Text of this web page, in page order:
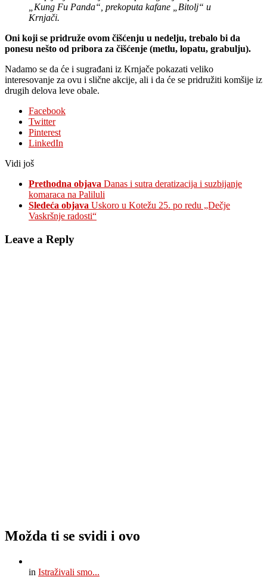
„Kung Fu Panda“, prekoputa kafane „Bitolj“ u
Krnjači.
Oni koji se pridruže ovom čišćenju u nedelju, trebalo bi da
ponesu nešto od pribora za čišćenje (metlu, lopatu, grabulju).
Nadamo se da će i sugrađani iz Krnjače pokazati veliko
interesovanje za ovu i slične akcije, ali i da će se pridružiti komšije iz
drugih delova leve obale.
Facebook
Twitter
Pinterest
LinkedIn
Vidi još
Prethodna objava Danas i sutra deratizacija i suzbijanje
komaraca na Paliluli
Sledeća objava Uskoro u Kotežu 25. po redu „Dečje
Vaskršnje radosti“
Leave a Reply
Možda ti se svidi i ovo
in Istraživali smo...